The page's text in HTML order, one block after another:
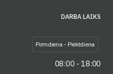
DARBA LAIKS
Pirmdiena - Piektdiena
08:00 - 18:00